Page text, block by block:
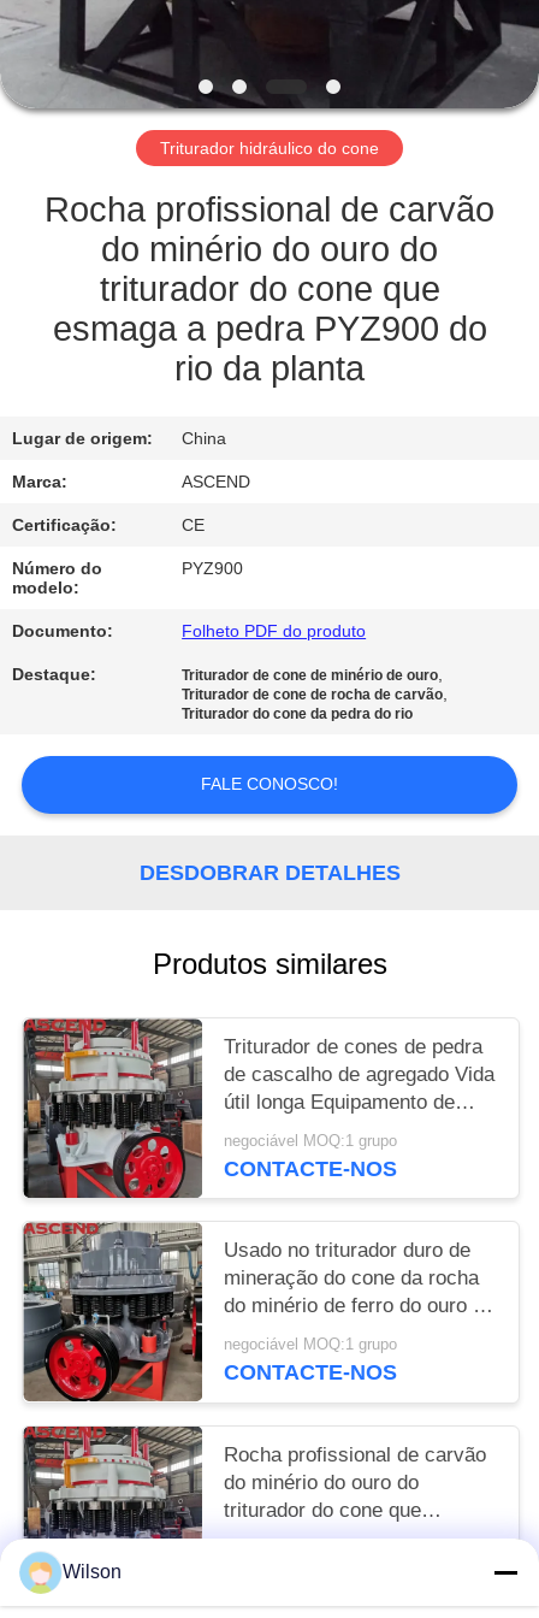
CONTROLE
DA
QUALIDADE
CONTACTE-
NOS
PEÇA
UMAS
CITAÇÕES
MAPA
DO
SITE
POLÍTICA
DE
PRIVACIDADE
Triturador hidráulico do cone
Rocha profissional de carvão
do minério do ouro do
triturador do cone que
esmaga a pedra PYZ900 do
rio da planta
Lugar de origem: China
Marca: ASCEND
Certificação: CE
Número do
modelo:
PYZ900
Documento: Folheto PDF do produto
Destaque: Triturador de cone de minério de ouro,
Triturador de cone de rocha de carvão,
Triturador do cone da pedra do rio
FALE CONOSCO!
DESDOBRAR DETALHES
Produtos similares
Triturador de cones de pedra
de cascalho de agregado Vida
útil longa Equipamento de
mineração
negociável MOQ:1 grupo
CONTACTE-NOS
Usado no triturador duro de
mineração do cone da rocha
do minério de ferro do ouro do
granito da pedra calcária
negociável MOQ:1 grupo
CONTACTE-NOS
Rocha profissional de carvão
do minério do ouro do
triturador do cone que
esmaga a pedra PYZ900 do
Wilson